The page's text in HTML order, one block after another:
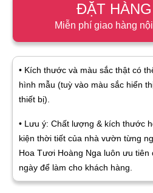
ĐẶT
Miễn phí giao hàng
• Kích thước và màu sắc thật có
hình mẫu (tuỳ vào màu sắc hiển
thiết bị).
• Lưu ý: Chất lượng & kích thước
kiện thời tiết của nhà vườn từng
Hoa Tươi Hoàng Nga luôn ưu tiên
ngày để làm cho khách hàng.